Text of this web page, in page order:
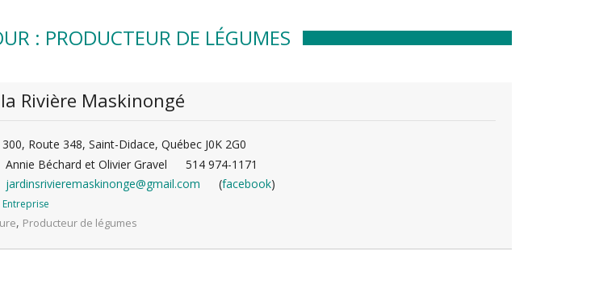
: PRODUCTEUR DE LÉGUMES
Rivière Maskinongé
300, Route 348, Saint-Didace, Québec J0K 2G0
Annie Béchard et Olivier Gravel
514 974-1171
jardinsrivieremaskinonge@gmail.com
(facebook)
Entreprise
, Producteur de légumes